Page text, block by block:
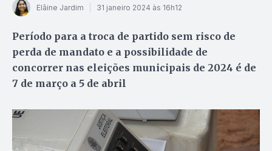
Elâine Jardim 31 janeiro 2024 às 16h12
Período para a troca de partido sem risco de
perda de mandato e a possibilidade de
concorrer nas eleições municipais de 2024 é de
7 de março a 5 de abril